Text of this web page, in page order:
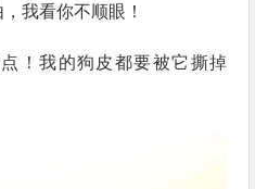
我看你不顺眼！
！我的狗皮都要被它撕掉